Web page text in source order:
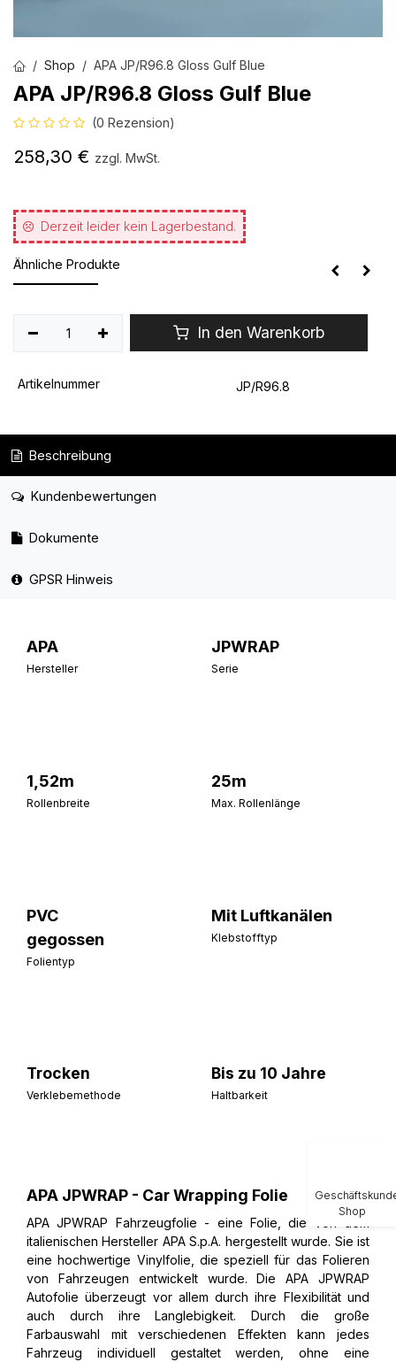
Shop APA JP/R96.8 Gloss Gulf Blue
APA JP/R96.8 Gloss Gulf Blue
(0 Rezension)
258,30 € zzgl. MwSt.
Derzeit leider kein Lagerbestand.
Ähnliche Produkte
In den Warenkorb
Artikelnummer JP/R96.8
Beschreibung
Kundenbewertungen
Dokumente
GPSR Hinweis
APA JPWRAP - Car Wrapping Folie
APA JPWRAP Fahrzeugfolie - eine Folie, die von dem
italienischen Hersteller APA S.p.A. hergestellt wurde. Sie ist
eine hochwertige Vinylfolie, die speziell für das Folieren
von Fahrzeugen entwickelt wurde. Die APA JPWRAP
Autofolie überzeugt vor allem durch ihre Flexibilität und
auch durch ihre Langlebigkeit. Durch die große
Farbauswahl mit verschiedenen Effekten kann jedes
Fahrzeug individuell gestaltet werden, ohne eine
APA
Hersteller
JPWRAP
Serie
1,52m
Rollenbreite
25m
Max. Rollenlänge
PVC
gegossen
Folientyp
Mit Luftkanälen
Klebstofftyp
Trocken
Verklebemethode
Bis zu 10 Jahre
Haltbarkeit
Shop